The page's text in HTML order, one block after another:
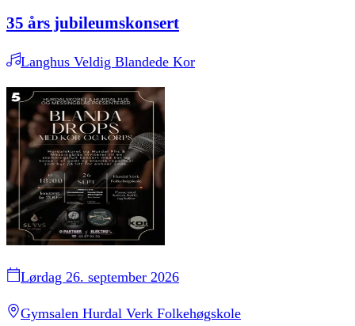
35 års jubileumskonsert
Langhus Veldig Blandede Kor
Lørdag 26. september 2026
Gymsalen Hurdal Verk Folkehøgskole